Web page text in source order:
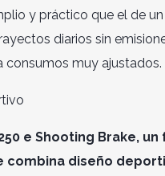
y práctico que el de
diarios sin
consumos muy ajustados.
e Shooting Brake, un
combina diseño